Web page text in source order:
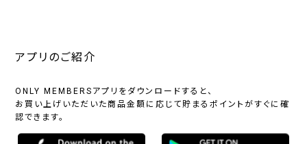
アプリのご紹介
ONLY MEMBERSアプリをダウンロードすると、
お買い上げいただいた商品金額に応じて貯まるポイントがすぐに確
認できます。